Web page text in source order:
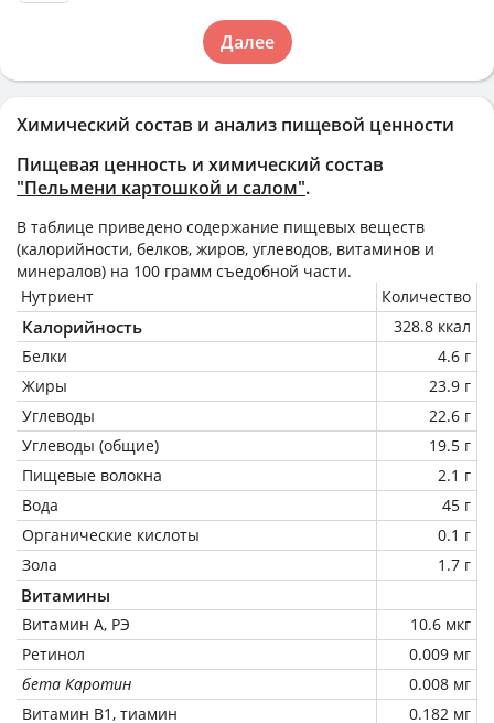
Химический состав и анализ пищевой ценности
Пищевая ценность и химический состав
"Пельмени картошкой и салом".
В таблице приведено содержание пищевых веществ
(калорийности, белков, жиров, углеводов, витаминов и
минералов) на 100 грамм съедобной части.
Нутриент
Количество
Калорийность
328.8 ккал
Белки
4.6 г
Жиры
23.9 г
Углеводы
22.6 г
Углеводы (общие)
19.5 г
Пищевые волокна
2.1 г
Вода
45 г
Органические кислоты
0.1 г
Зола
1.7 г
Витамины
Витамин А, РЭ
10.6 мкг
Ретинол
0.009 мг
бета Каротин
0.008 мг
Витамин В1, тиамин
0.182 мг
Далее